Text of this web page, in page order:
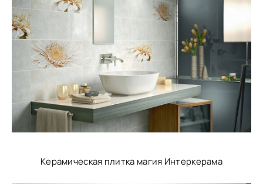
Керамическая плитка магия Интеркерама